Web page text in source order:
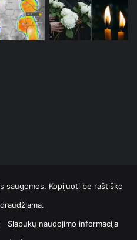
saugomos. Kopijuoti be raštiško
Slapukų naudojimo informacija